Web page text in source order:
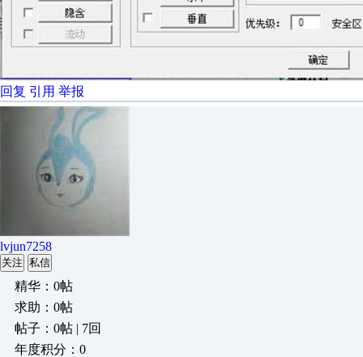
回复 引用 举报
lvjun7258
关注 私信
精华：0帖
求助：0帖
帖子：0帖 | 7回
年度积分：0